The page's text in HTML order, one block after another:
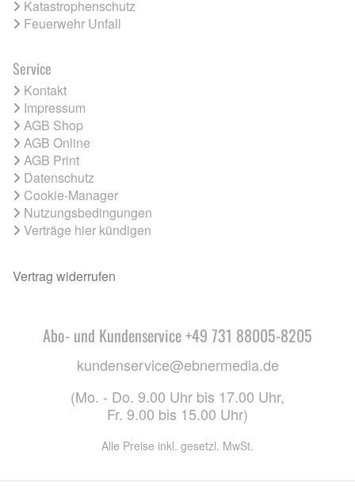
Katastrophenschutz
Feuerwehr Unfall
Service
Kontakt
Impressum
AGB Shop
AGB Online
AGB Print
Datenschutz
Cookie-Manager
Nutzungsbedingungen
Verträge hier kündigen
Vertrag widerrufen
Abo- und Kundenservice +49 731 88005-8205
kundenservice@ebnermedia.de
(Mo. - Do. 9.00 Uhr bis 17.00 Uhr,
Fr. 9.00 bis 15.00 Uhr)
Alle Preise inkl. gesetzl. MwSt.